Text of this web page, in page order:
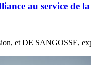
au service de la
et DE SANGOSSE,